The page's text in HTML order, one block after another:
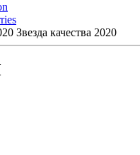
Звезда качества 2020